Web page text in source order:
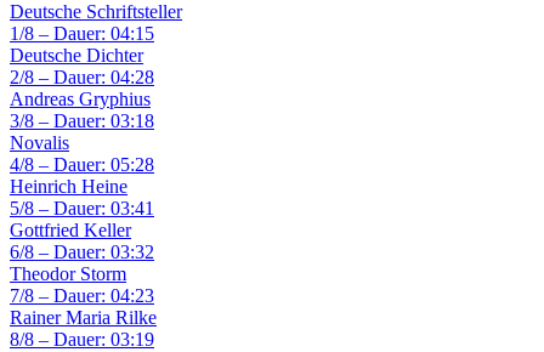
Deutsche Schriftsteller
1/8 – Dauer: 04:15
Deutsche Dichter
2/8 – Dauer: 04:28
Andreas Gryphius
3/8 – Dauer: 03:18
Novalis
4/8 – Dauer: 05:28
Heinrich Heine
5/8 – Dauer: 03:41
Gottfried Keller
6/8 – Dauer: 03:32
Theodor Storm
7/8 – Dauer: 04:23
Rainer Maria Rilke
8/8 – Dauer: 03:19